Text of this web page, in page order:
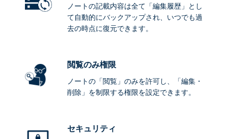
ノートの記載内容は全て「編集履歴」とし
て自動的にバックアップされ、いつでも過
去の時点に復元できます。
閲覧のみ権限
ノートの「閲覧」のみを許可し、「編集・
削除」を制限する権限を設定できます。
セキュリティ